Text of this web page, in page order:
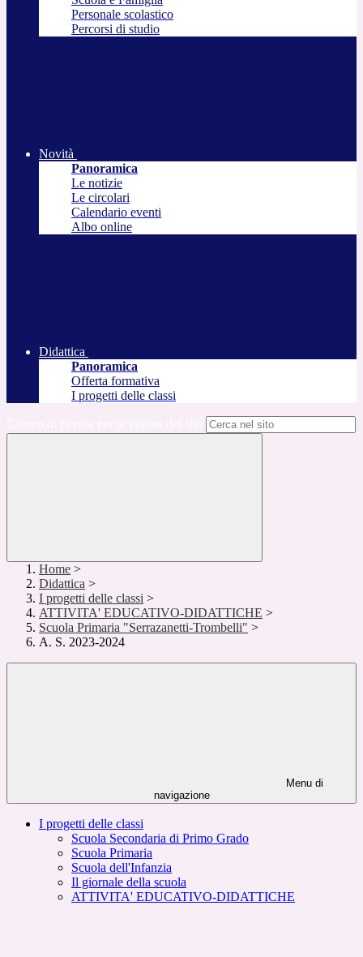
Personale scolastico
Percorsi di studio
Novità
Panoramica
Le notizie
Le circolari
Calendario eventi
Albo online
Didattica
Panoramica
Offerta formativa
I progetti delle classi
Home >
Didattica >
I progetti delle classi >
ATTIVITA' EDUCATIVO-DIDATTICHE >
Scuola Primaria "Serrazanetti-Trombelli" >
A. S. 2023-2024
Menu di
navigazione
I progetti delle classi
Scuola Secondaria di Primo Grado
Scuola Primaria
Scuola dell'Infanzia
Il giornale della scuola
ATTIVITA' EDUCATIVO-DIDATTICHE